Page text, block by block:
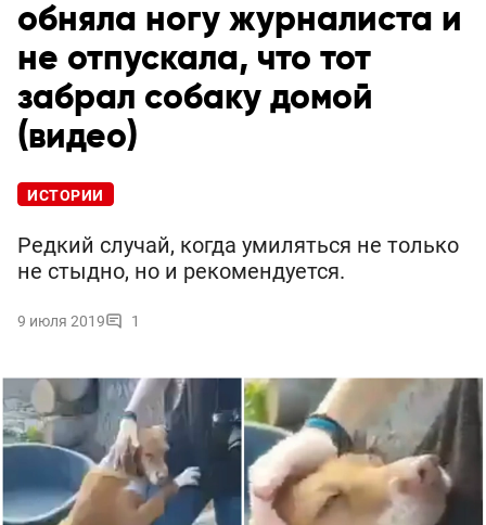
обняла ногу журналиста и
не отпускала, что тот
забрал собаку домой
(видео)
ИСТОРИИ
Редкий случай, когда умиляться не только
не стыдно, но и рекомендуется.
9 июля 2019 1